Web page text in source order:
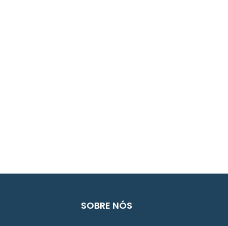
SOBRE NÓS